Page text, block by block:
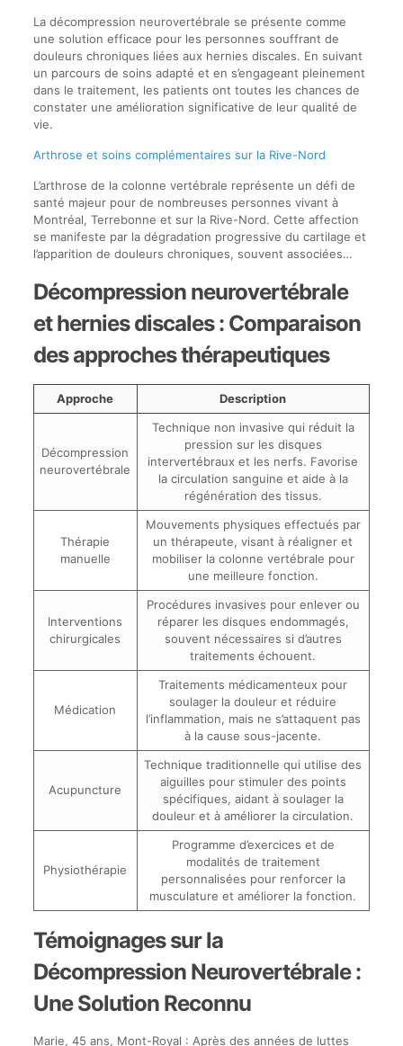
La décompression neurovertébrale se présente comme
une solution efficace pour les personnes souffrant de
douleurs chroniques liées aux hernies discales. En suivant
un parcours de soins adapté et en s’engageant pleinement
dans le traitement, les patients ont toutes les chances de
constater une amélioration significative de leur qualité de
vie.
Arthrose et soins complémentaires sur la Rive-Nord
L’arthrose de la colonne vertébrale représente un défi de
santé majeur pour de nombreuses personnes vivant à
Montréal, Terrebonne et sur la Rive-Nord. Cette affection
se manifeste par la dégradation progressive du cartilage et
l’apparition de douleurs chroniques, souvent associées…
Décompression neurovertébrale
et hernies discales : Comparaison
des approches thérapeutiques
Approche Description
Décompression
neurovertébrale
Technique non invasive qui réduit la
pression sur les disques
intervertébraux et les nerfs. Favorise
la circulation sanguine et aide à la
régénération des tissus.
Thérapie
manuelle
Mouvements physiques effectués par
un thérapeute, visant à réaligner et
mobiliser la colonne vertébrale pour
une meilleure fonction.
Interventions
chirurgicales
Procédures invasives pour enlever ou
réparer les disques endommagés,
souvent nécessaires si d’autres
traitements échouent.
Médication
Traitements médicamenteux pour
soulager la douleur et réduire
l’inflammation, mais ne s’attaquent pas
à la cause sous-jacente.
Acupuncture
Technique traditionnelle qui utilise des
aiguilles pour stimuler des points
spécifiques, aidant à soulager la
douleur et à améliorer la circulation.
Physiothérapie
Programme d’exercices et de
modalités de traitement
personnalisées pour renforcer la
musculature et améliorer la fonction.
Témoignages sur la
Décompression Neurovertébrale :
Une Solution Reconnu
Marie, 45 ans, Mont-Royal : Après des années de luttes